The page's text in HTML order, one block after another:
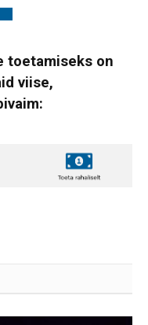
toetamiseks on
viise,